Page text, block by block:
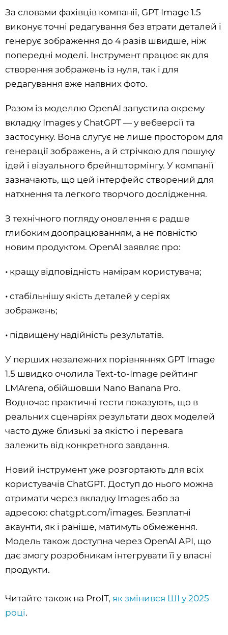
За словами фахівців компанії, GPT Image 1.5
виконує точні редагування без втрати деталей і
генерує зображення до 4 разів швидше, ніж
попередні моделі. Інструмент працює як для
створення зображень із нуля, так і для
редагування вже наявних фото.
Разом із моделлю OpenAI запустила окрему
вкладку Images у ChatGPT — у вебверсії та
застосунку. Вона слугує не лише простором для
генерації зображень, а й стрічкою для пошуку
ідей і візуального брейнштормінгу. У компанії
зазначають, що цей інтерфейс створений для
натхнення та легкого творчого дослідження.
З технічного погляду оновлення є радше
глибоким доопрацюванням, а не повністю
новим продуктом. OpenAI заявляє про:
• кращу відповідність намірам користувача;
• стабільнішу якість деталей у серіях
зображень;
• підвищену надійність результатів.
У перших незалежних порівняннях GPT Image
1.5 швидко очолила Text-to-Image рейтинг
LMArena, обійшовши Nano Banana Pro.
Водночас практичні тести показують, що в
реальних сценаріях результати двох моделей
часто дуже близькі за якістю і перевага
залежить від конкретного завдання.
Новий інструмент уже розгортають для всіх
користувачів ChatGPT. Доступ до нього можна
отримати через вкладку Images або за
адресою: chatgpt.com/images. Безплатні
акаунти, як і раніше, матимуть обмеження.
Модель також доступна через OpenAI API, що
дає змогу розробникам інтегрувати її у власні
продукти.
Читайте також на ProIT, як змінився ШІ у 2025
році.